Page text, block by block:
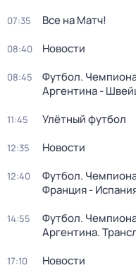
07:35 Все на Матч!
08:40 Новости
08:45
Футбол.
Аргентина -
11:45 Улётный футбол
12:35 Новости
12:40
Футбол.
Франция -
14:55
Футбол.
Аргентина.
17:10 Новости